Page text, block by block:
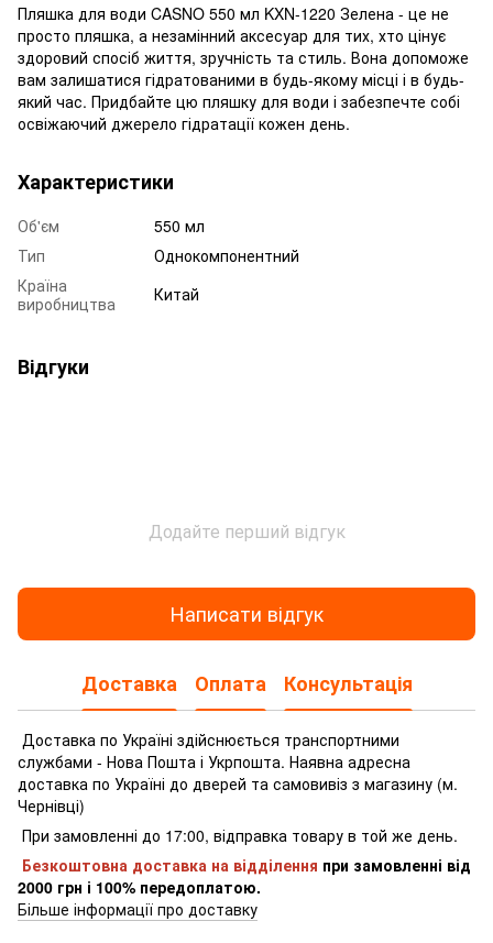
Пляшка для води CASNO 550 мл KXN-1220 Зелена - це не
просто пляшка, а незамінний аксесуар для тих, хто цінує
здоровий спосіб життя, зручність та стиль. Вона допоможе
вам залишатися гідратованими в будь-якому місці і в будь-
який час. Придбайте цю пляшку для води і забезпечте собі
освіжаючий джерело гідратації кожен день.
Характеристики
Об'єм
550 мл
Тип
Однокомпонентний
Країна
виробництва
Китай
Відгуки
Додайте перший відгук
Написати відгук
Доставка Оплата Консультація
Доставка по Україні здійснюється транспортними
службами - Нова Пошта і Укрпошта. Наявна адресна
доставка по Україні до дверей та самовивіз з магазину (м.
Чернівці)
При замовленні до 17:00, відправка товару в той же день.
Безкоштовна доставка на відділення при замовленні від
2000 грн і 100% передоплатою.
Більше інформації про доставку